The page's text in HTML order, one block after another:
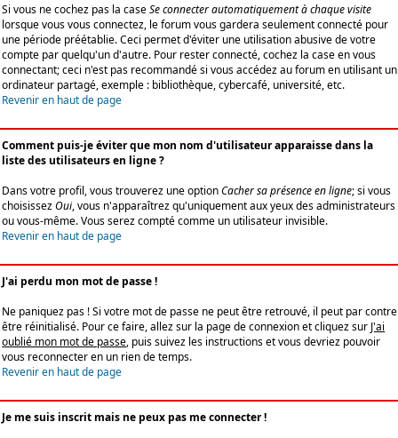
Si vous ne cochez pas la caseSe connecter automatiquement à chaque visite
lorsque vous vous connectez, le forum vous gardera seulement connecté pour
une période préétablie. Ceci permet d'éviter une utilisation abusive de votre
compte par quelqu'un d'autre. Pour rester connecté, cochez la case en vous
connectant; ceci n'est pas recommandé si vous accédez au forum en utilisant un
ordinateur partagé, exemple : bibliothèque, cybercafé, université, etc.
Revenir en haut de page
Comment puis-je éviter que mon nom d'utilisateur apparaisse dans la
liste des utilisateurs en ligne ?
Dans votre profil, vous trouverez une optionCacher sa présence en ligne; si vous
choisissezOui, vous n'apparaîtrez qu'uniquement aux yeux des administrateurs
ou vous-même. Vous serez compté comme un utilisateur invisible.
Revenir en haut de page
J'ai perdu mon mot de passe !
Ne paniquez pas ! Si votre mot de passe ne peut être retrouvé, il peut par contre
être réinitialisé. Pour ce faire, allez sur la page de connexion et cliquez sur J'ai
oublié mon mot de passe, puis suivez les instructions et vous devriez pouvoir
vous reconnecter en un rien de temps.
Revenir en haut de page
Je me suis inscrit mais ne peux pas me connecter !